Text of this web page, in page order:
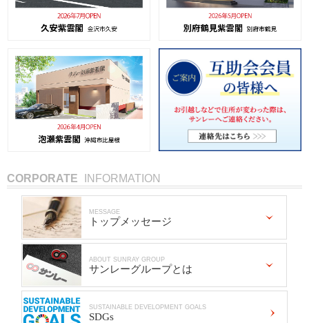
CORPORATE INFORMATION
MESSAGE
トップメッセージ
ABOUT SUNRAY GROUP
サンレーグループとは
SUSTAINABLE DEVELOPMENT GOALS
SDGs